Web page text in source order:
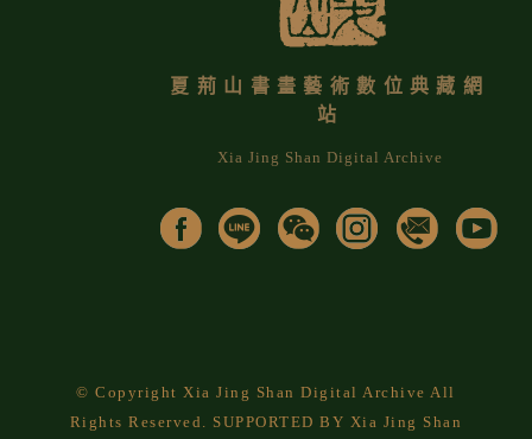
夏荊山書畫藝術數位典藏網
站
Xia Jing Shan Digital Archive
© Copyright Xia Jing Shan Digital Archive All
Rights Reserved. SUPPORTED BY Xia Jing Shan